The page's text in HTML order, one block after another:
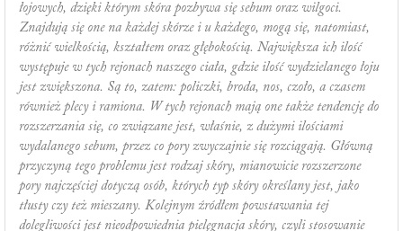
łojowych, dzięki którym skóra pozbywa się sebum oraz wilgoci.
Znajdują się one na każdej skórze i u każdego, mogą się, natomiast,
różnić wielkością, kształtem oraz głębokością. Największa ich ilość
występuje w tych rejonach naszego ciała, gdzie ilość wydzielanego łoju
jest zwiększona. Są to, zatem: policzki, broda, nos, czoło, a czasem
również plecy i ramiona. W tych rejonach mają one także tendencję do
rozszerzania się, co związane jest, właśnie, z dużymi ilościami
wydalanego sebum, przez co pory zwyczajnie się rozciągają. Główną
przyczyną tego problemu jest rodzaj skóry, mianowicie rozszerzone
pory najczęściej dotyczą osób, których typ skóry określany jest, jako
tłusty czy też mieszany. Kolejnym źródłem powstawania tej
dolegliwości jest nieodpowiednia pielęgnacja skóry, czyli stosowanie